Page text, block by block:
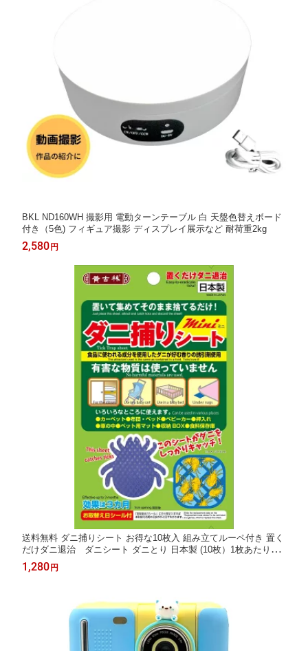
BKL ND160WH 撮影用 電動ターンテーブル 白 天盤色替えボード
付き（5色) フィギュア撮影 ディスプレイ展示など 耐荷重2kg
2,580円
送料無料 ダニ捕りシート お得な10枚入 組み立てルーペ付き 置く
だけダニ退治 ダニシート ダニとり 日本製 (10枚）1枚あたり158
円
1,280円